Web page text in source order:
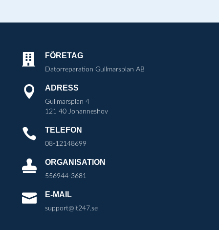
 FÖRETAG
Datorreparation Gullmarsplan AB
 ADRESS
Gullmarsplan 4
121 40 Johanneshov
 TELEFON
08-12148699
 ORGANISATION
556944-3681
 E-MAIL
support@it247.se